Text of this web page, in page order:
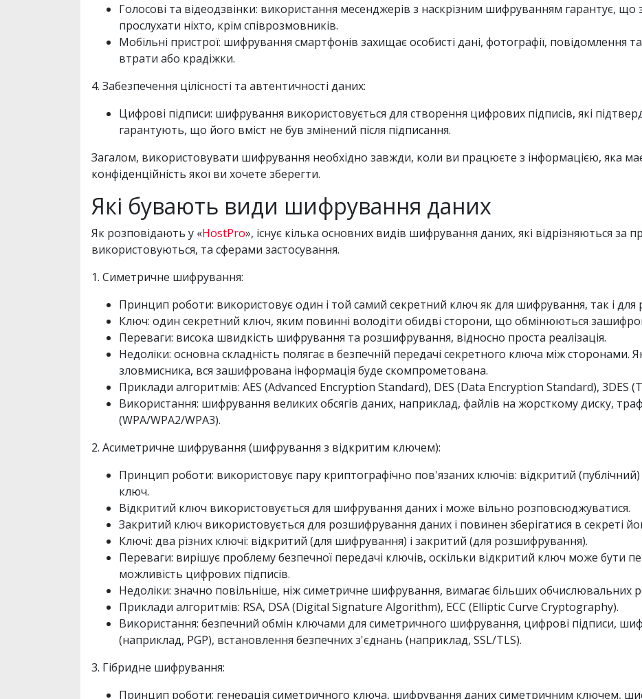
Голосові та відеодзвінки: використання месенджерів з наскрізним шифруванням гарантує,
прослухати ніхто, крім співрозмовників.
Мобільні пристрої: шифрування смартфонів захищає особисті дані, фотографії, повідомлення
втрати або крадіжки.
4. Забезпечення цілісності та автентичності даних:
Цифрові підписи: шифрування використовується для створення цифрових підписів, які
гарантують, що його вміст не був змінений після підписання.
Загалом, використовувати шифрування необхідно завжди, коли ви працюєте з інформацією, яка має
конфіденційність якої ви хочете зберегти.
Які бувають види шифрування даних
Як розповідають у «HostPro», існує кілька основних видів шифрування даних, які відрізняються
використовуються, та сферами застосування.
1. Симетричне шифрування:
Принцип роботи: використовує один і той самий секретний ключ як для шифрування, так і
Ключ: один секретний ключ, яким повинні володіти обидві сторони, що обмінюються
Переваги: висока швидкість шифрування та розшифрування, відносно проста реалізація.
Недоліки: основна складність полягає в безпечній передачі секретного ключа між
зловмисника, вся зашифрована інформація буде скомпрометована.
Приклади алгоритмів: AES (Advanced Encryption Standard), DES (Data Encryption Standard), 3DES
Використання: шифрування великих обсягів даних, наприклад, файлів на жорсткому диску,
(WPA/WPA2/WPA3).
2. Асиметричне шифрування (шифрування з відкритим ключем):
Принцип роботи: використовує пару криптографічно пов'язаних ключів: відкритий
ключ.
Відкритий ключ використовується для шифрування даних і може вільно розповсюджуватися.
Закритий ключ використовується для розшифрування даних і повинен зберігатися в секреті
Ключі: два різних ключі: відкритий (для шифрування) і закритий (для розшифрування).
Переваги: вирішує проблему безпечної передачі ключів, оскільки відкритий ключ може бути
можливість цифрових підписів.
Недоліки: значно повільніше, ніж симетричне шифрування, вимагає більших обчислювальних
Приклади алгоритмів: RSA, DSA (Digital Signature Algorithm), ECC (Elliptic Curve Cryptography).
Використання: безпечний обмін ключами для симетричного шифрування, цифрові підписи,
(наприклад, PGP), встановлення безпечних з'єднань (наприклад, SSL/TLS).
3. Гібридне шифрування:
Принцип роботи: генерація симетричного ключа, шифрування даних симетричним ключем,